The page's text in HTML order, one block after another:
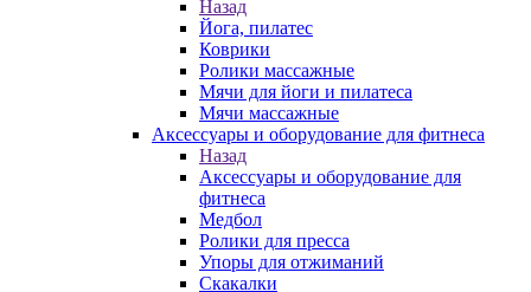
Назад
Йога, пилатес
Коврики
Ролики массажные
Мячи для йоги и пилатеса
Мячи массажные
Аксессуары и оборудование для фитнеса
Назад
Аксессуары и оборудование для
фитнеса
Медбол
Ролики для пресса
Упоры для отжиманий
Скакалки